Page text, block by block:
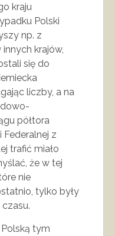
kraju
Polski
np. z
krajów,
się do
liczby, a na
półtora
Federalnej z
trafić miało
że w tej
nie
tylko były
tym